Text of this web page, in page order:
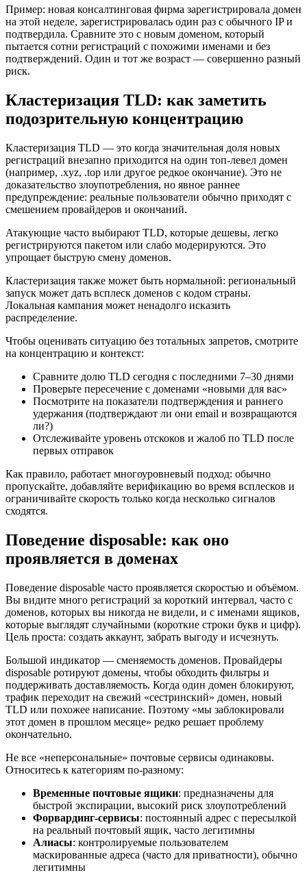
Пример: новая консалтинговая фирма зарегистрировала домен
на этой неделе, зарегистрировалась один раз с обычного IP и
подтвердила. Сравните это с новым доменом, который
пытается сотни регистраций с похожими именами и без
подтверждений. Один и тот же возраст — совершенно разный
риск.
Кластеризация TLD: как заметить
подозрительную концентрацию
Кластеризация TLD — это когда значительная доля новых
регистраций внезапно приходится на один топ‑левел домен
(например, .xyz, .top или другое редкое окончание). Это не
доказательство злоупотребления, но явное раннее
предупреждение: реальные пользователи обычно приходят с
смешением провайдеров и окончаний.
Атакующие часто выбирают TLD, которые дешевы, легко
регистрируются пакетом или слабо модерируются. Это
упрощает быструю смену доменов.
Кластеризация также может быть нормальной: региональный
запуск может дать всплеск доменов с кодом страны.
Локальная кампания может ненадолго исказить
распределение.
Чтобы оценивать ситуацию без тотальных запретов, смотрите
на концентрацию и контекст:
Сравните долю TLD сегодня с последними 7–30 днями
Проверьте пересечение с доменами «новыми для вас»
Посмотрите на показатели подтверждения и раннего
удержания (подтверждают ли они email и возвращаются
ли?)
Отслеживайте уровень отскоков и жалоб по TLD после
первых отправок
Как правило, работает многоуровневый подход: обычно
пропускайте, добавляйте верификацию во время всплесков и
ограничивайте скорость только когда несколько сигналов
сходятся.
Поведение disposable: как оно
проявляется в доменах
Поведение disposable часто проявляется скоростью и объёмом.
Вы видите много регистраций за короткий интервал, часто с
доменов, которых вы никогда не видели, и с именами ящиков,
которые выглядят случайными (короткие строки букв и цифр).
Цель проста: создать аккаунт, забрать выгоду и исчезнуть.
Большой индикатор — сменяемость доменов. Провайдеры
disposable ротируют домены, чтобы обходить фильтры и
поддерживать доставляемость. Когда один домен блокируют,
трафик переходит на свежий «сестринский» домен, новый
TLD или похожее написание. Поэтому «мы заблокировали
этот домен в прошлом месяце» редко решает проблему
окончательно.
Не все «неперсональные» почтовые сервисы одинаковы.
Относитесь к категориям по-разному:
Временные почтовые ящики: предназначены для
быстрой экспирации, высокий риск злоупотреблений
Форвардинг-сервисы: постоянный адрес с пересылкой
на реальный почтовый ящик, часто легитимны
Алиасы: контролируемые пользователем
маскированные адреса (часто для приватности), обычно
легитимны